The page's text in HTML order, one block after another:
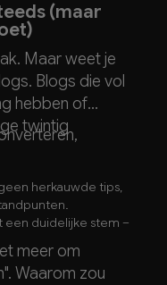
(maar
Maar weet je
Blogs die vol
hebben of
twintig
herkauwde tips,
een duidelijke stem –
is.
bullets,
lezen makkelijker.
meer om
Waarom zou